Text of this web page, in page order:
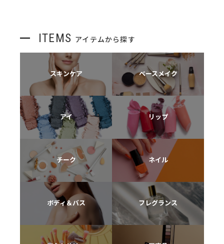
ITEMS アイテムから探す
スキンケア ベースメイク
アイ リップ
チーク ネイル
ボディ＆バス フレグランス